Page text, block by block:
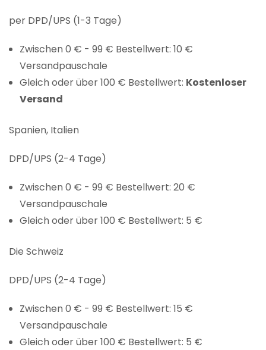
per DPD/UPS (1-3 Tage)
Zwischen 0 € - 99 € Bestellwert: 10 €
Versandpauschale
Gleich oder über 100 € Bestellwert: Kostenloser
Versand
Spanien, Italien
DPD/UPS (2-4 Tage)
Zwischen 0 € - 99 € Bestellwert: 20 €
Versandpauschale
Gleich oder über 100 € Bestellwert: 5 €
Die Schweiz
DPD/UPS (2-4 Tage)
Zwischen 0 € - 99 € Bestellwert: 15 €
Versandpauschale
Gleich oder über 100 € Bestellwert: 5 €